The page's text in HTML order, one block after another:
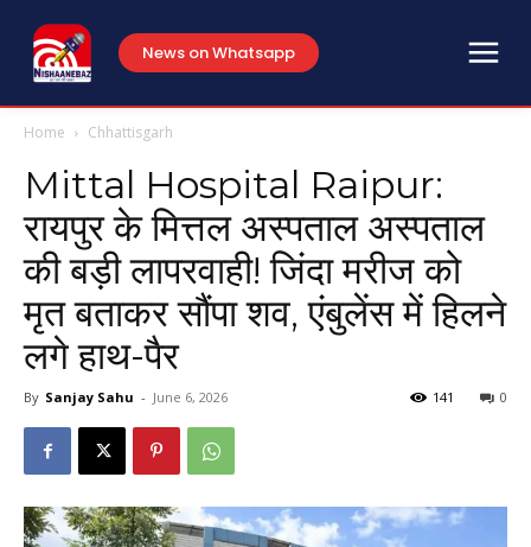
News on Whatsapp
Home Chhattisgarh
Mittal Hospital Raipur:
रायपुर के मित्तल अस्पताल अस्पताल
की बड़ी लापरवाही! जिंदा मरीज को
मृत बताकर सौंपा शव, एंबुलेंस में हिलने
लगे हाथ-पैर
By Sanjay Sahu - June 6, 2026 0
141